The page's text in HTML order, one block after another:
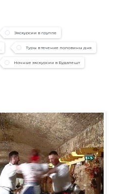
Экскурсии в группе
Туры в течение половины дня
Ночные экскурсии в Будапешт